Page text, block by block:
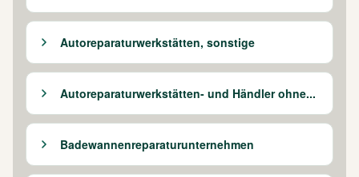
Autoreparaturwerkstätten, sonstige
Autoreparaturwerkstätten- und Händler ohne...
Badewannenreparaturunternehmen